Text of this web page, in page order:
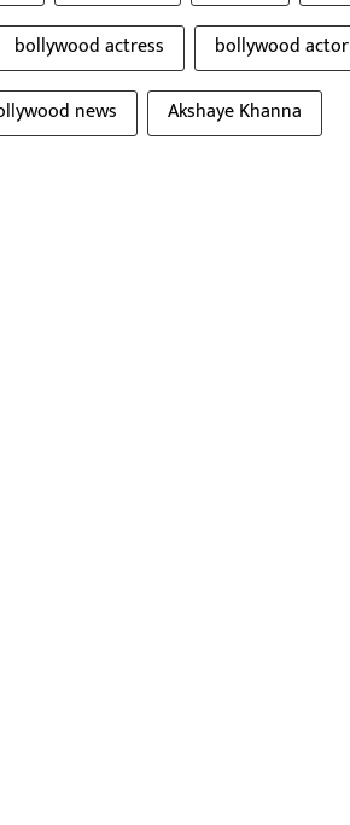
bollywood actress
bollywood actor
news Akshaye Khanna